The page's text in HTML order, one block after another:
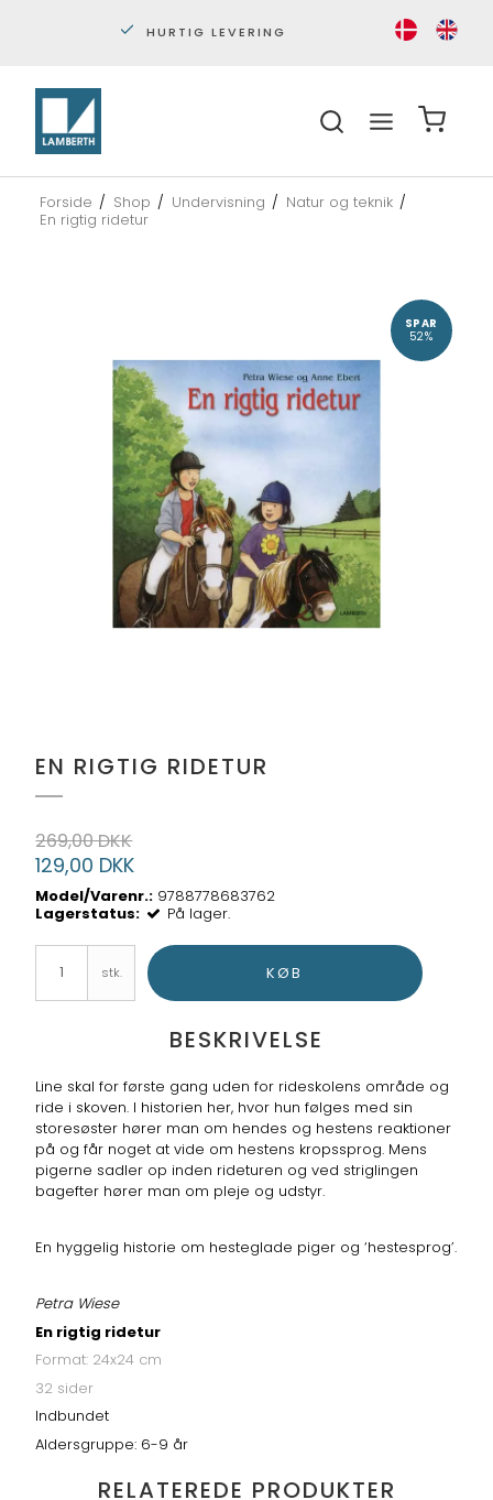
HURTIG LEVERING
Forside / Shop / Undervisning / Natur og teknik /
En rigtig ridetur
SPAR
52%
EN RIGTIG RIDETUR
269,00 DKK
129,00 DKK
Model/Varenr.: 9788778683762
Lagerstatus:
På lager.
stk. KØB
BESKRIVELSE
Line skal for første gang uden for rideskolens område og
ride i skoven. I historien her, hvor hun følges med sin
storesøster hører man om hendes og hestens reaktioner
på og får noget at vide om hestens kropssprog. Mens
pigerne sadler op inden rideturen og ved striglingen
bagefter hører man om pleje og udstyr.
En hyggelig historie om hesteglade piger og ‘hestesprog’.
Petra Wiese
En rigtig ridetur
Format: 24x24 cm
32 sider
Indbundet
Aldersgruppe: 6-9 år
RELATEREDE PRODUKTER